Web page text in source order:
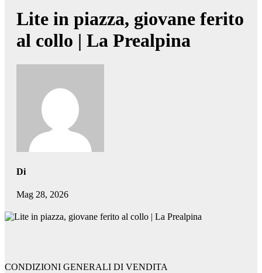
Lite in piazza, giovane ferito
al collo | La Prealpina
Di
Mag 28, 2026
CONDIZIONI GENERALI DI VENDITA